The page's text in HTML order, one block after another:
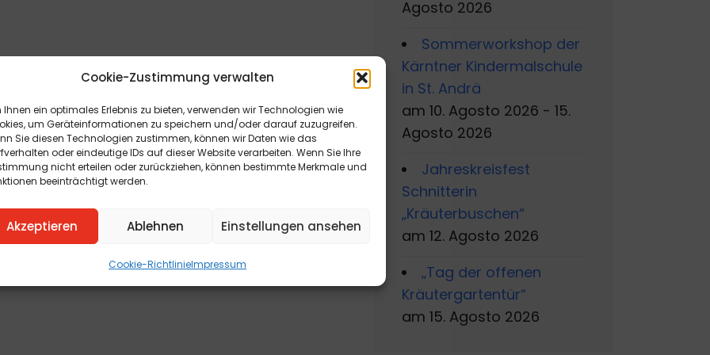
Cookie-Zustimmung verwalten
Ihnen ein optimales Erlebnis zu bieten, verwenden wir Technologien wie
um Geräteinformationen zu speichern und/oder darauf zuzugreifen.
Sie diesen Technologien zustimmen, können wir Daten wie das
oder eindeutige IDs auf dieser Website verarbeiten. Wenn Sie Ihre
nicht erteilen oder zurückziehen, können bestimmte Merkmale und
beeinträchtigt werden.
Akzeptieren Ablehnen Einstellungen ansehen
Cookie-RichtlinieImpressum
Agosto 2026
Sommerworkshop der
Kärntner Kindermalschule
in St. Andrä
am 10. Agosto 2026 - 15.
Agosto 2026
Jahreskreisfest
Schnitterin
„Kräuterbuschen“
am 12. Agosto 2026
„Tag der offenen
Kräutergartentür“
am 15. Agosto 2026